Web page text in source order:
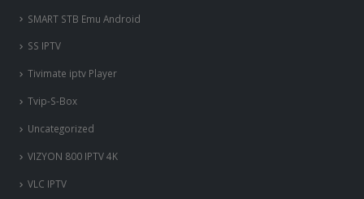
SMART STB Emu Android
SS IPTV
Tivimate iptv Player
Tvip-S-Box
Uncategorized
VIZYON 800 IPTV 4K
VLC IPTV